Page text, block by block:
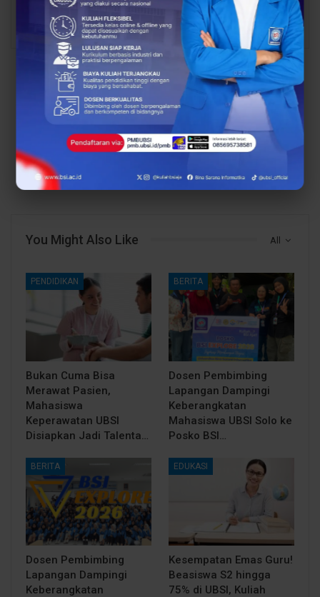
PREV POST
Buka Gerbang Sukses:
Jurus Jitu Sistem
Informasi UBSI Kampus
Tangerang
Menaklukkan Dunia
Industri!
NEXT POST
Siapa Bilang Kuliah
Mahal, Siswa SMAN 3
Karawang Dapat
Jawabannya di
Sosialisasi UBSI Kampus
Karawang
All
You Might Also Like
PENDIDIKAN
Bukan Cuma Bisa
Merawat Pasien,
Mahasiswa
Keperawatan UBSI
Disiapkan Jadi Talenta…
BERITA
Dosen Pembimbing
Lapangan Dampingi
Keberangkatan
Mahasiswa UBSI Solo ke
Posko BSI…
BERITA
Dosen Pembimbing
Lapangan Dampingi
Keberangkatan
EDUKASI
Kesempatan Emas Guru!
Beasiswa S2 hingga
75% di UBSI, Kuliah